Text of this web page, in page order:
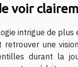
voir
intrigue de plus
retrouver une
durant la